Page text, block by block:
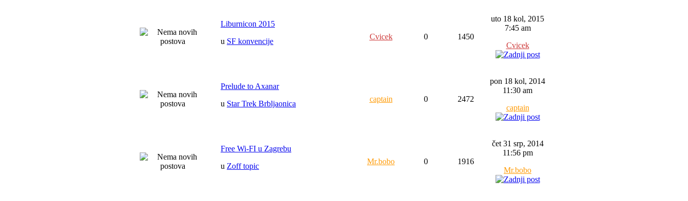
Liburnicon 2015
u SF konvencije
Cvicek 0 1450
uto 18 kol, 2015
7:45 am
Cvicek
Prelude to Axanar
u Star Trek Brbljaonica
captain 0 2472
pon 18 kol, 2014
11:30 am
captain
Free Wi-FI u Zagrebu
u Zoff topic
Mr.bobo 0 1916
čet 31 srp, 2014
11:56 pm
Mr.bobo